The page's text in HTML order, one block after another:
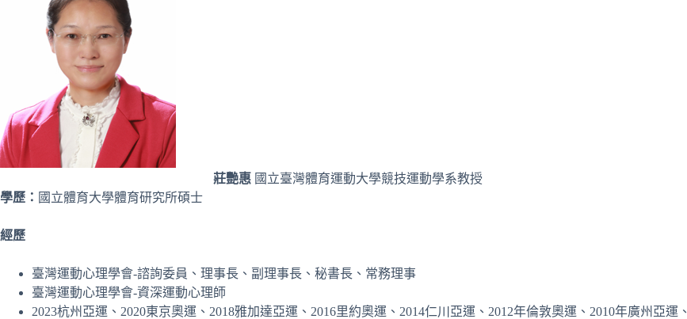
莊艷惠國立臺灣體育運動大學競技運動學系教授
學歷： 國立體育大學體育研究所碩士
經歷
臺灣運動心理學會-諮詢委員、理事長、副理事長、秘書長、常務理事
臺灣運動心理學會-資深運動心理師
2023杭州亞運、2020東京奧運、2018雅加達亞運、2016里約奧運、2014仁川亞運、2012年倫敦奧運、2010年廣州亞運、